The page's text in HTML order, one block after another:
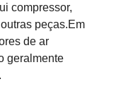
compressor,
peças.Em
de ar
geralmente